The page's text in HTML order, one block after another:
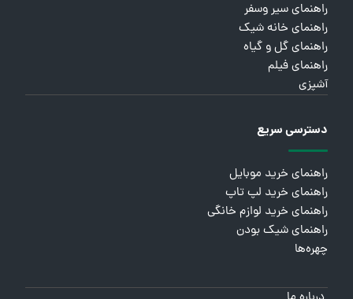
راهنمای سیر وسفر
راهنمای خانه شیک
راهنمای گل و گیاه
راهنمای فیلم
آشپزی
دسترسی سریع
راهنمای خرید موبایل
راهنمای خرید لپ تاپ
راهنمای خرید لوازم خانگی
راهنمای شیک بودن
چهره‌ها